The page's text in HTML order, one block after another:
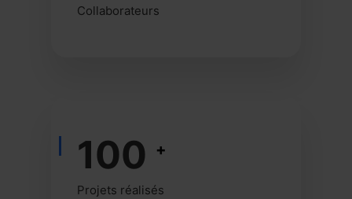
Collaborateurs
100 +
Projets réalisés